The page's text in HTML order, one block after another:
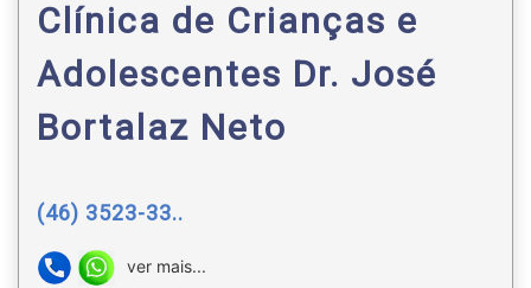
Clínica de Crianças e
Adolescentes Dr. José
Bortalaz Neto
(46) 3523-33..
ver mais...